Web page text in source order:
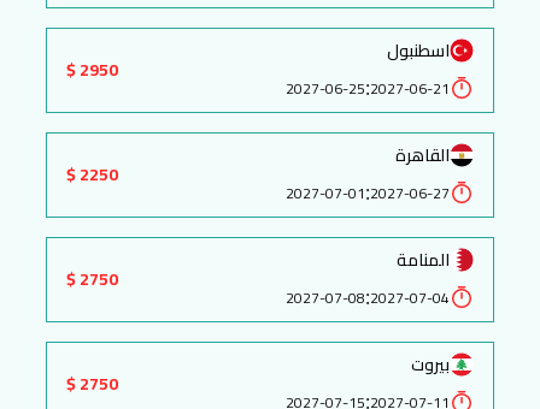
اسطنبول
2027-06-21
:
2027-06-25
2950 $
القاهرة
2027-06-27
:
2027-07-01
2250 $
المنامة
2027-07-04
:
2027-07-08
2750 $
بيروت
2027-07-11
:
2027-07-15
2750 $